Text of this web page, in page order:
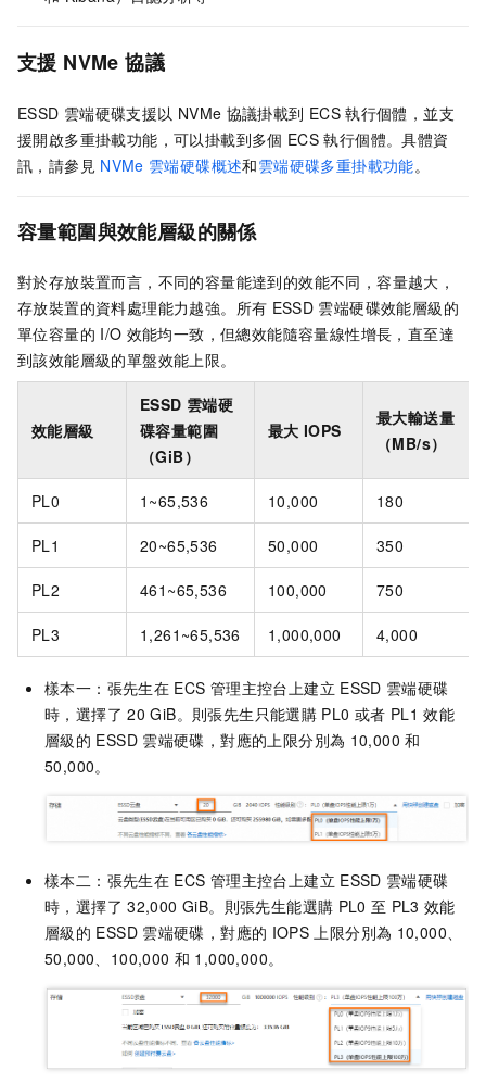
支援 NVMe 協議
ESSD 雲端硬碟支援以 NVMe 協議掛載到 ECS 執行個體，並支
援開啟多重掛載功能，可以掛載到多個 ECS 執行個體。具體資
訊，請參見 NVMe 雲端硬碟概述和雲端硬碟多重掛載功能。
容量範圍與效能層級的關係
對於存放裝置而言，不同的容量能達到的效能不同，容量越大，
存放裝置的資料處理能力越強。所有 ESSD 雲端硬碟效能層級的
單位容量的 I/O 效能均一致，但總效能隨容量線性增長，直至達
到該效能層級的單盤效能上限。
效能層級
ESSD 雲端硬
碟容量範圍
（GiB）
最大 IOPS
最大輸送量
（MB/s）
PL0 1~65,536 10,000 180
PL1 20~65,536 50,000 350
PL2 461~65,536 100,000 750
PL3 1,261~65,536 1,000,000 4,000
樣本一：張先生在 ECS 管理主控台上建立 ESSD 雲端硬碟
時，選擇了 20 GiB。則張先生只能選購 PL0 或者 PL1 效能
層級的 ESSD 雲端硬碟，對應的上限分別為 10,000 和
50,000。
樣本二：張先生在 ECS 管理主控台上建立 ESSD 雲端硬碟
時，選擇了 32,000 GiB。則張先生能選購 PL0 至 PL3 效能
層級的 ESSD 雲端硬碟，對應的 IOPS 上限分別為 10,000、
50,000、100,000 和 1,000,000。